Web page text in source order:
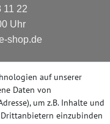
11 22
Uhr
shop.de
auf unserer
Daten von
um z.B. Inhalte und
einzubinden